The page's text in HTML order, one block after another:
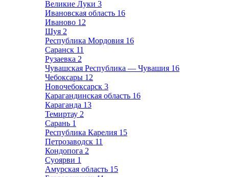
Великие Луки 3
Ивановская область 16
Иваново 12
Шуя 2
Республика Мордовия 16
Саранск 11
Рузаевка 2
Чувашская Республика — Чувашия 16
Чебоксары 12
Новочебоксарск 3
Карагандинская область 16
Караганда 13
Темиртау 2
Сарань 1
Республика Карелия 15
Петрозаводск 11
Кондопога 2
Суоярви 1
Амурская область 15